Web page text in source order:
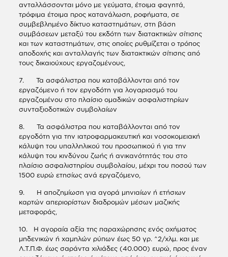
ανταλλάσσονται μόνο με γεύματα, έτοιμα φαγητά,
τρόφιμα έτοιμα προς κατανάλωση, ροφήματα, σε
συμβεβλημένο δίκτυο καταστημάτων, στη βάση
συμβάσεων μεταξύ του εκδότη των διατακτικών σίτισης
και των καταστημάτων, στις οποίες ρυθμίζεται ο τρόπος
αποδοχής και ανταλλαγής των διατακτικών σίτισης από
τους δικαιούχους εργαζομένους,
7. Τα ασφάλιστρα που καταβάλλονται από τον
εργαζόμενο ή τον εργοδότη για λογαριασμό του
εργαζομένου στο πλαίσιο ομαδικών ασφαλιστηρίων
συνταξιοδοτικών συμβολαίων
8. Τα ασφάλιστρα που καταβάλλονται από τον
εργοδότη για την ιατροφαρμακευτική και νοσοκομειακή
κάλυψη του υπαλληλικού του προσωπικού ή για την
κάλυψη του κινδύνου ζωής ή ανικανότητάς του στο
πλαίσιο ασφαλιστηρίου συμβολαίου, μέχρι του ποσού των
1500 ευρώ ετησίως ανά εργαζόμενο,
9. Η αποζημίωση για αγορά μηνιαίων ή ετήσιων
καρτών απεριορίστων διαδρομών μέσων μαζικής
μεταφοράς,
10. Η αγοραία αξία της παραχώρησης ενός οχήματος
μηδενικών ή χαμηλών ρύπων έως 50 γρ. ^2/χλμ. και με
Λ.Τ.Π.Φ. έως σαράντα χιλιάδες (40.000) ευρώ, προς έναν